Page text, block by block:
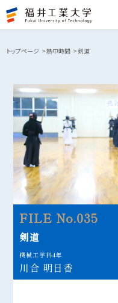
トップページ 熱中時間 剣道
FILE No.035
剣道
機械工学科4年
川合 明日香